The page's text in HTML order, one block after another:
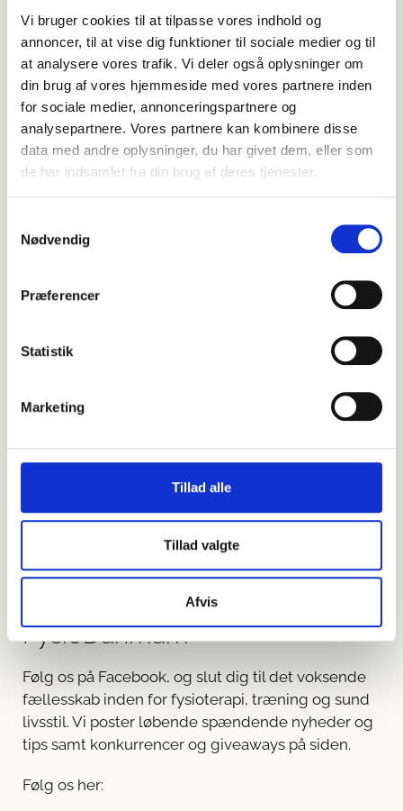
Vi bruger cookies til at tilpasse vores indhold og
annoncer, til at vise dig funktioner til sociale medier og til
at analysere vores trafik. Vi deler også oplysninger om
din brug af vores hjemmeside med vores partnere inden
for sociale medier, annonceringspartnere og
analysepartnere. Vores partnere kan kombinere disse
data med andre oplysninger, du har givet dem, eller som
de har indsamlet fra din brug af deres tjenester.
Nødvendig
Præferencer
Statistik
Marketing
Tillad alle
Tillad valgte
Afvis
hos
FysioDanmark
Følg os på Facebook, og slut dig til det voksende
fællesskab inden for fysioterapi, træning og sund
livsstil. Vi poster løbende spændende nyheder og
tips samt konkurrencer og giveaways på siden.
Følg os her: